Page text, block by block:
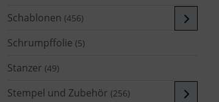
Schablonen (456)
Schrumpffolie (5)
Stanzer (49)
Stempel und Zubehör (256)